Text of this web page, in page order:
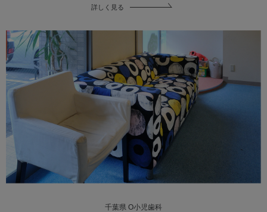
詳しく見る
千葉県 O小児歯科